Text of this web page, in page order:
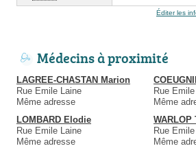
Éditer les
Médecins à proximité
LAGREE-CHASTAN Marion
Rue Emile Laine
Même adresse
Rue
Même
LOMBARD Elodie
Rue Emile Laine
Même adresse
Rue
Même